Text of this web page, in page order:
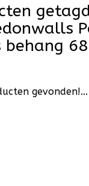
behang
gevonden!...